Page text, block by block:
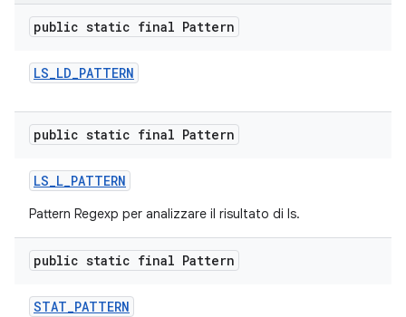
public static final Pattern
LS_LD_PATTERN
public static final Pattern
LS_L_PATTERN
Pattern Regexp per analizzare il risultato di ls.
public static final Pattern
STAT_PATTERN